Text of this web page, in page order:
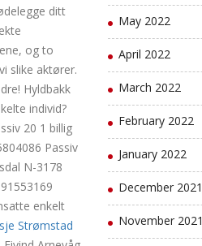
ditt
og to
slike aktører.
Hyldbakk
individ?
20 1 billig
Passiv
N-3178
enkelt
Strømstad
May 2022
April 2022
March 2022
February 2022
January 2022
December 2021
November 2021